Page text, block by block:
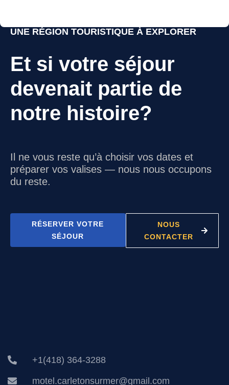
UNE RÉGION TOURISTIQUE À EXPLORER
Et si votre séjour
devenait partie de
notre histoire?
Il ne vous reste qu’à choisir vos dates et
préparer vos valises — nous nous occupons
du reste.
RÉSERVER VOTRE
SÉJOUR
NOUS
CONTACTER
+1(418) 364-3288
motel.carletonsurmer@gmail.com